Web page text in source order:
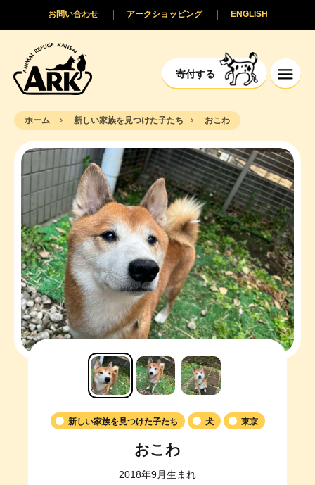
寄付する
ENGLISH
アークショッピング
お問い合わせ
ホーム 新しい家族を見つけた子たち おこわ
新しい家族を見つけた子たち 犬 東京
おこわ
2018年9月生まれ